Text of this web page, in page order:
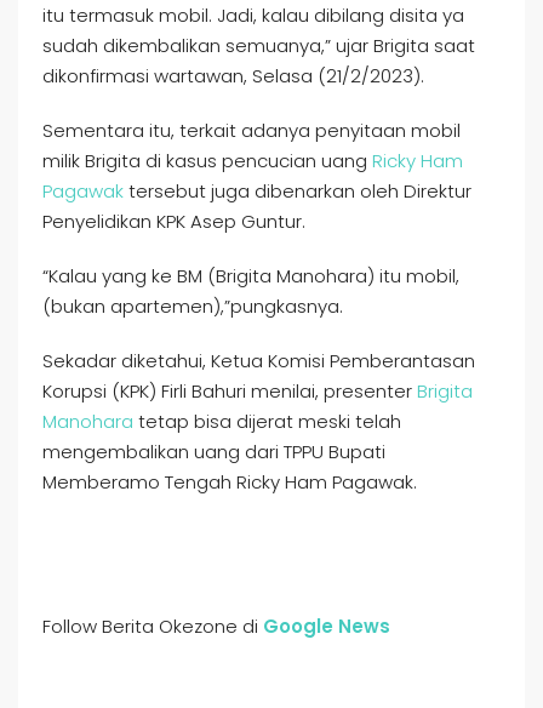
itu termasuk mobil. Jadi, kalau dibilang disita ya
sudah dikembalikan semuanya,” ujar Brigita saat
dikonfirmasi wartawan, Selasa (21/2/2023).
Sementara itu, terkait adanya penyitaan mobil
milik Brigita di kasus pencucian uang Ricky Ham
Pagawaktersebut juga dibenarkan oleh Direktur
Penyelidikan KPK Asep Guntur.
“Kalau yang ke BM (Brigita Manohara) itu mobil,
(bukan apartemen),”pungkasnya.
Sekadar diketahui, Ketua Komisi Pemberantasan
Korupsi (KPK) Firli Bahuri menilai, presenterBrigita
Manohara tetap bisa dijerat meski telah
mengembalikan uang dari TPPU Bupati
Memberamo Tengah Ricky Ham Pagawak.
Follow Berita Okezone di Google News